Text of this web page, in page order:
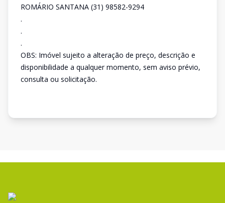
ROMÁRIO SANTANA (31) 98582-9294
.
.
.
OBS: Imóvel sujeito a alteração de preço, descrição e
disponibilidade a qualquer momento, sem aviso prévio,
consulta ou solicitação.